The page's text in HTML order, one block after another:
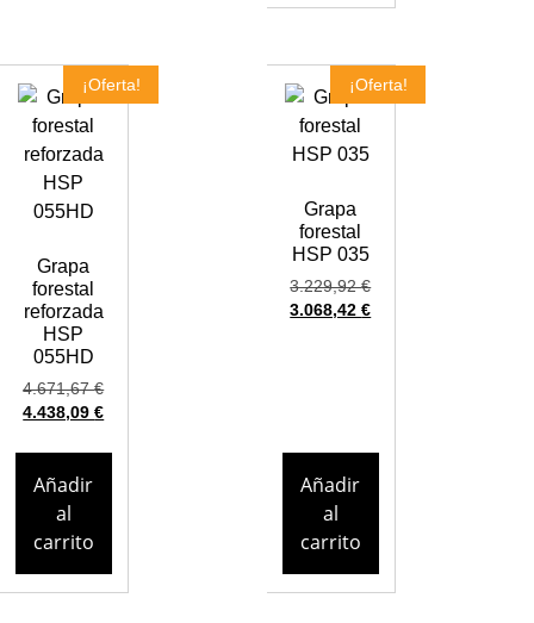
¡Oferta!
Grapa
forestal
reforzada
HSP
055HD
4.671,67€
4.438,09€
Añadir
al
carrito
¡Oferta!
Grapa
forestal
HSP 035
3.229,92€
3.068,42€
Añadir
al
carrito